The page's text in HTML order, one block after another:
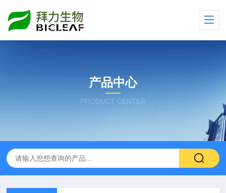
产品中心
PRODUCT CENTER